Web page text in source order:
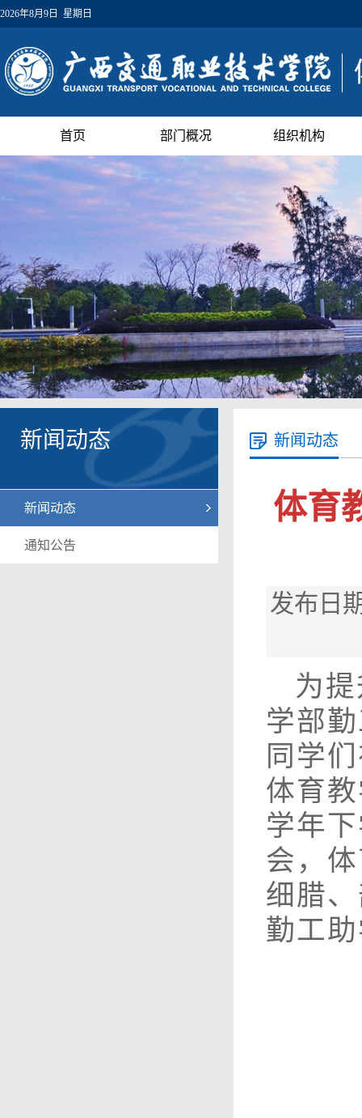
2026年8月9日 星期日
首页 部门概况 组织机构
新闻动态
新闻动态
通知公告
新闻动态
体育
发布日
为
学部
同学
体育
学年
会，
细腊
勤工